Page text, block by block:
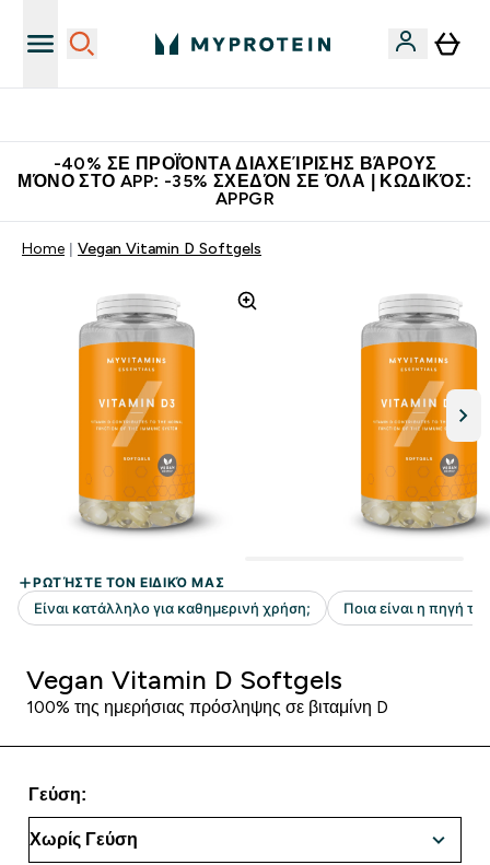
-40% ΣΕ ΠΡΟΪΌΝΤΑ ΔΙΑΧΕΊΡΙΣΗΣ ΒΆΡΟΥΣ
ΜΌΝΟ ΣΤΟ APP: -35% ΣΧΕΔΌΝ ΣΕ ΌΛΑ | ΚΩΔΙΚΌΣ:
APPGR
Home Vegan Vitamin D Softgels
Vegan Vitamin D Softgels
100% της ημερήσιας πρόσληψης σε βιταμίνη D
Γεύση: